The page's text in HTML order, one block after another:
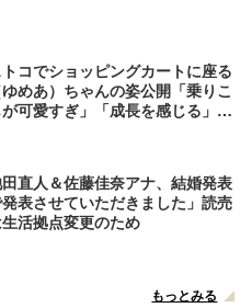
コでショッピングカートに座る
めあ）ちゃんの姿公開「乗りこ
可愛すぎ」「成長を感じる」の
直人＆佐藤佳奈アナ、結婚発表
発表させていただきました」読売
活拠点変更のため
もっとみる